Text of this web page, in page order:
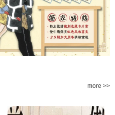
more >>